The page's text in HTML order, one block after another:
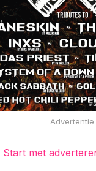
Advertentie
Start met